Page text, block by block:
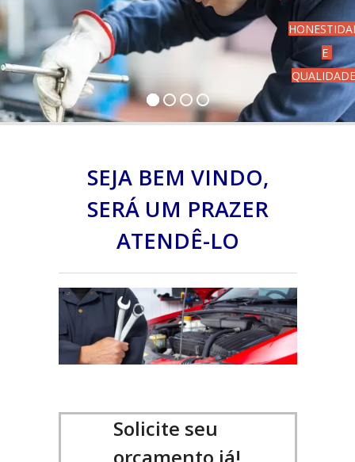
E
QUALIDADE
SEJA BEM VINDO,
SERÁ UM PRAZER
ATENDÊ-LO
Solicite seu
orçamento já!